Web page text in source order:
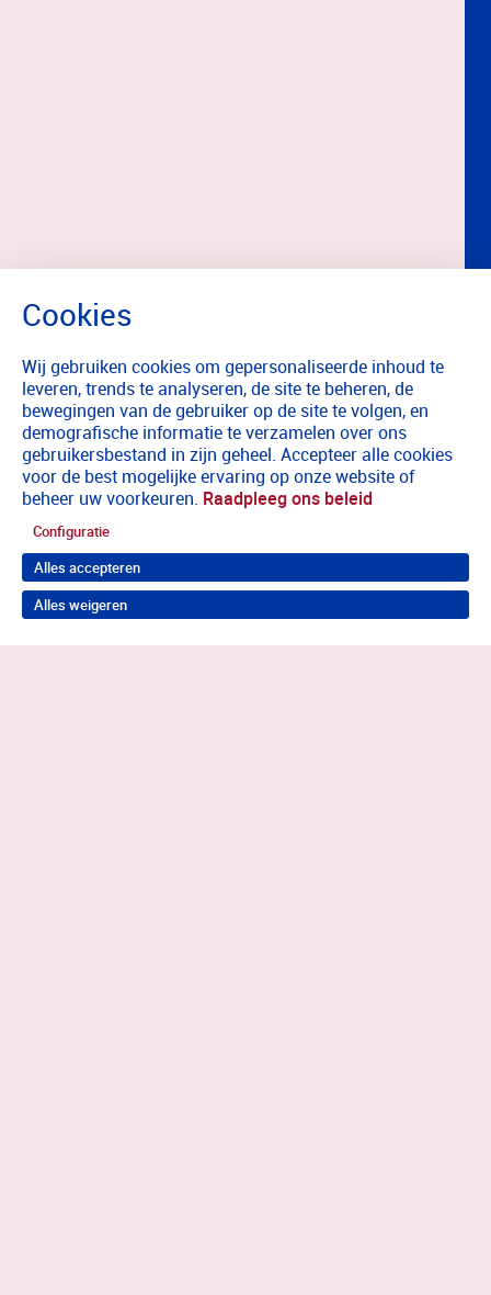
Wij gebruiken cookies om gepersonaliseerde inhoud te
leveren, trends te analyseren, de site te beheren, de
bewegingen van de gebruiker op de site te volgen, en
demografische informatie te verzamelen over ons
gebruikersbestand in zijn geheel. Accepteer alle cookies
voor de best mogelijke ervaring op onze website of
beheer uw voorkeuren. Raadpleeg ons beleid
Configuratie
Alles accepteren
Alles weigeren